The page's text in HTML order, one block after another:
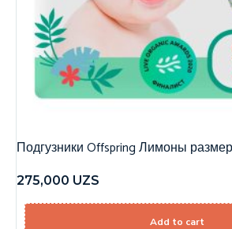
Подгузники Offspring Лимоны
275,000 UZS
Add to cart